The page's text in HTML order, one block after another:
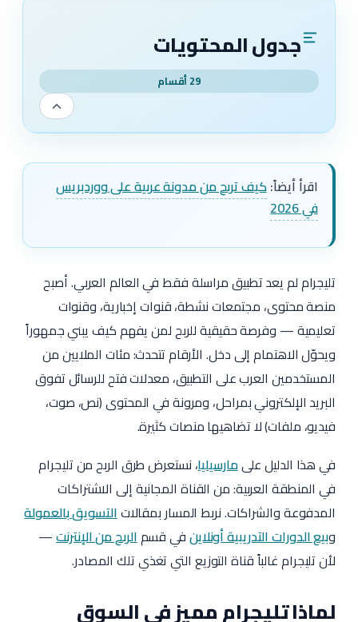
جدول المحتويات
29 أقسام
اقرأ أيضاً:كيف تربح من مدونة عربية على ووردبريس
في 2026
تليجرام لم يعد تطبيق مراسلة فقط في العالم العربي. أصبح
منصة محتوى، مجتمعات نشطة، قنوات إخبارية، وقنوات
تعليمية — وفرصة حقيقية للربح لمن يفهم كيف يبني جمهوراً
ويحوّل الاهتمام إلى دخل. الأرقام تتحدث: مئات الملايين من
المستخدمين العرب على التطبيق، معدلات فتح للرسائل تفوق
البريد الإلكتروني بمراحل، ومرونة في المحتوى (نص، صوت،
فيديو، ملفات) لا تضاهيها منصات كثيرة.
في هذا الدليل علىمارسيليا، نستعرض طرق الربح من تليجرام
في المنطقة العربية: من القناة المجانية إلى الاشتراكات
المدفوعة والشراكات. نربط المسار بمقالاتالتسويق بالعمولة
وبيع الدورات التدريبية أونلاينفي قسمالربح من الإنترنت—
لأن تليجرام غالباً قناة التوزيع التي تغذي تلك المصادر.
لماذا تليجرام مميز في السوق